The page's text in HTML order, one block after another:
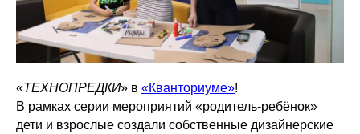
«ТЕХНОПРЕДКИ» в «Кванториуме»!
В рамках серии мероприятий «родитель-ребёнок»
дети и взрослые создали собственные дизайнерские